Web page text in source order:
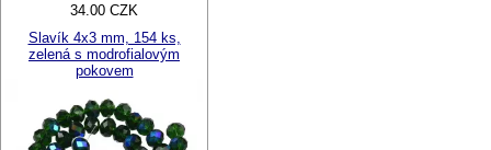
34.00 CZK
Slavík 4x3 mm, 154 ks,
zelená s modrofialovým
pokovem